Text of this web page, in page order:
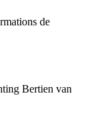
de
Bertien van